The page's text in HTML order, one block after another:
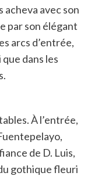
acheva avec son
par son élégant
arcs d’entrée,
dans les
À l’entrée,
de D. Luis,
gothique fleuri